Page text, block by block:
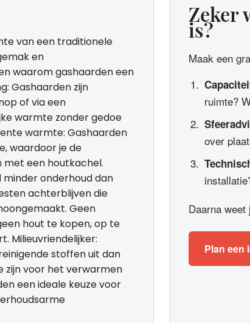
van een traditionele
en
waarom gashaarden een
Gashaarden zijn
of via een
warmte zonder gedoe
warmte: Gashaarden
waardoor je de
een houtkachel.
minder onderhoud dan
achterblijven die
Geen
hout te kopen, op te
Milieuvriendelijker:
stoffen uit dan
zijn voor het verwarmen
een ideale keuze voor
Zeker
is?
Maak een
ruimte?
over
Daarna
Plan een